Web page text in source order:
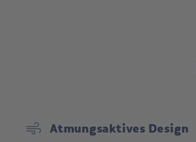
air Atmungsaktives Design